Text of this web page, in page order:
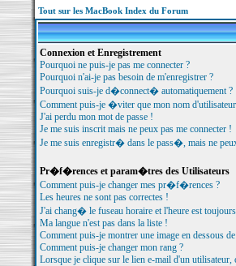
Tout sur les MacBook Index du Forum
Connexion et Enregistrement
Pourquoi ne puis-je pas me connecter ?
Pourquoi n'ai-je pas besoin de m'enregistrer ?
Pourquoi suis-je d�connect� automatiquement ?
Comment puis-je �viter que mon nom
J'ai perdu mon mot de passe !
Je me suis inscrit mais ne peux pas me connecter !
Je me suis enregistr� dans le pass�, mais ne
Pr�f�rences et param�tres des Utilisateurs
Comment puis-je changer mes pr�f�rences ?
Les heures ne sont pas correctes !
J'ai chang� le fuseau horaire et l'heure est
Ma langue n'est pas dans la liste !
Comment puis-je montrer une image en dessous
Comment puis-je changer mon rang ?
Lorsque je clique sur le lien e-mail d'un utilisateur,